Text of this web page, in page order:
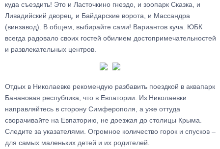
куда съездить! Это и Ласточкино гнездо, и зоопарк Сказка, и
Ливадийский дворец, и Байдарские ворота, и Массандра
(винзавод). В общем, выбирайте сами! Вариантов куча. ЮБК
всегда радовало своих гостей обилием достопримечательностей
и развлекательных центров.
Отдых в Николаевке рекомендую разбавить поездкой в аквапарк
Банановая республика, что в Евпатории. Из Николаевки
направляйтесь в сторону Симферополя, а уже оттуда
сворачивайте на Евпаторию, не доезжая до столицы Крыма.
Следите за указателями. Огромное количество горок и спусков –
для самых маленьких детей и их родителей.